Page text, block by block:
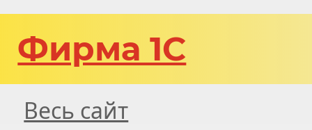
Фирма 1С
Весь сайт